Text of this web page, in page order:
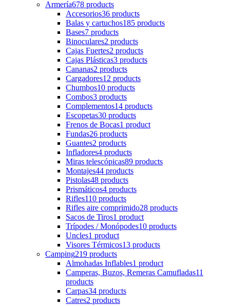
Armería678 products
Accesorios36 products
Balas y cartuchos185 products
Bases7 products
Binoculares2 products
Cajas Fuertes2 products
Cajas Plásticas3 products
Cananas2 products
Cargadores12 products
Chumbos10 products
Combos3 products
Complementos14 products
Escopetas30 products
Frenos de Bocas1 product
Fundas26 products
Guantes2 products
Infladores4 products
Miras telescópicas89 products
Montajes44 products
Pistolas48 products
Prismáticos4 products
Rifles110 products
Rifles aire comprimido28 products
Sacos de Tiros1 product
Trípodes / Monópodes10 products
Uncles1 product
Visores Térmicos13 products
Camping219 products
Almohadas Inflables1 product
Camperas, Buzos, Remeras Camufladas11
products
Carpas34 products
Catres2 products